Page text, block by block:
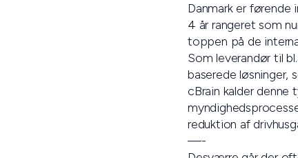
Danmark er førende
4 år rangeret som
toppen på de
Som leverandør til
baserede løsninger,
cBrain kalder denne
reduktion af
—-